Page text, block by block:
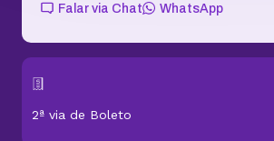
Falar via Chat WhatsApp
2ª via de Boleto